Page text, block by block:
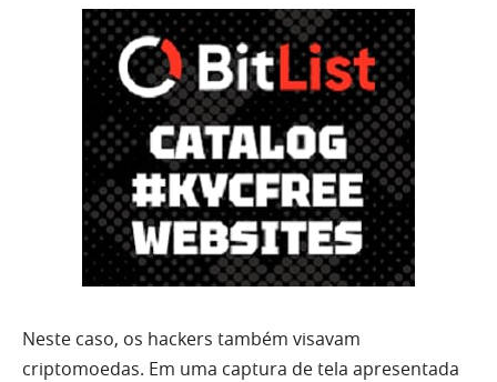
Neste caso, os hackers também visavam
criptomoedas. Em uma captura de tela apresentada